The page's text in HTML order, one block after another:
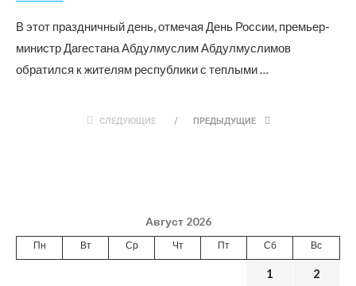
В этот праздничный день, отмечая День России, премьер-
министр Дагестана Абдулмуслим Абдулмуслимов
обратился к жителям республики с теплыми …
СЛЕДУЮЩИЕ ПРЕДЫДУЩИЕ
Август 2026
Пн Вт Ср Чт Пт Сб Вс
1
2